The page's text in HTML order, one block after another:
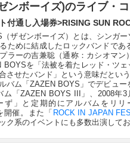
ンボーイズ)のライブ・
付通し入場券>RISING SUN
ザゼンボーイズ）とは、シンガ
ために結成したロックバンドであ
ラーの吉兼聡（通称：カシオマン
BOYSを「法被を着たレッド・ツ
させたバンド」という意味だとい
バム「ZAZEN BOYS」でデビュ
ム「ZAZEN BOYS III」、2008年
ず」と定期的にアルバムをリ
開催。また「 ROCK IN JAPAN
ク系のイベントにも多数出演して